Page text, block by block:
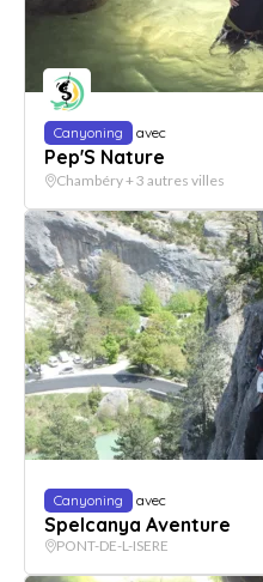
Canyoning avec
Pep'S Nature
Chambéry + 3 autres villes
Canyoning avec
Spelcanya Aventure
PONT-DE-L-ISERE